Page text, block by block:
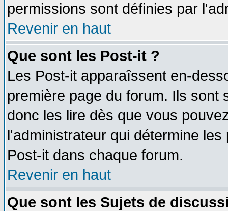
permissions sont définies par
Revenir en haut
Que sont les Post-it ?
Les Post-it apparaîssent en-
première page du forum. Ils
donc les lire dès que vous
l'administrateur qui détermine
Post-it dans chaque forum.
Revenir en haut
Que sont les Sujets de